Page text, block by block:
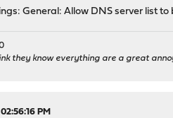
General: Allow DNS server list
they know everything are a great
PM